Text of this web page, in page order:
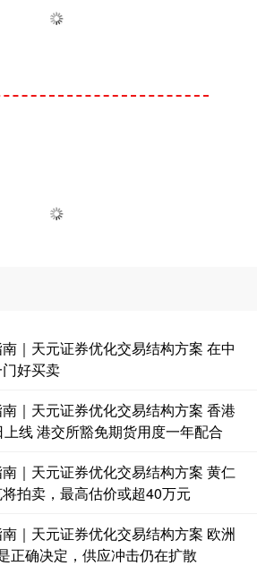
｜天元证券优化交易结构方案 在中
好买卖
｜天元证券优化交易结构方案 香港
线 港交所豁免期货用度一年配合
｜天元证券优化交易结构方案 黄仁
拍卖，最高估价或超40万元
｜天元证券优化交易结构方案 欧洲
正确决定，供应冲击仍在扩散